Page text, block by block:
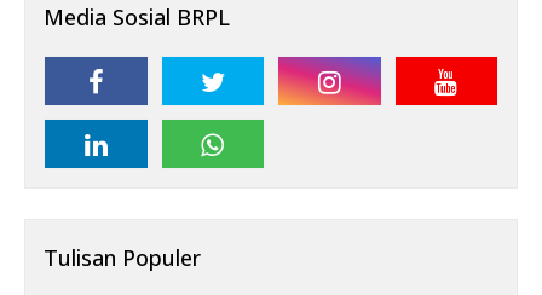
Media Sosial BRPL
Tulisan Populer